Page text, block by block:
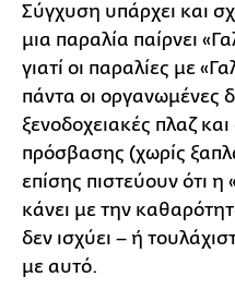
Σύγχυση υπάρχει και
μια παραλία παίρνει
γιατί οι παραλίες με
πάντα οι οργανωμένες
ξενοδοχειακές πλαζ
πρόσβασης (χωρίς
επίσης πιστεύουν ότι η
κάνει με την
δεν ισχύει – ή
με αυτό.